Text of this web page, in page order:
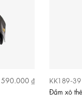
590.000 ₫
KK189-39
Đầm xô